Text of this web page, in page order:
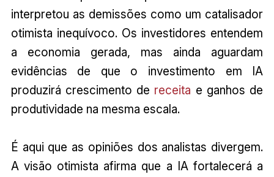
interpretou as demissões como um catalisador
otimista inequívoco. Os investidores entendem
a economia gerada, mas ainda aguardam
evidências de que o investimento em IA
produzirá crescimento de receita e ganhos de
produtividade na mesma escala.
É aqui que as opiniões dos analistas divergem.
A visão otimista afirma que a IA fortalecerá a